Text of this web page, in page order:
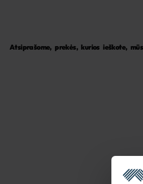
Atsiprašome, prekės, kurios ieškote,